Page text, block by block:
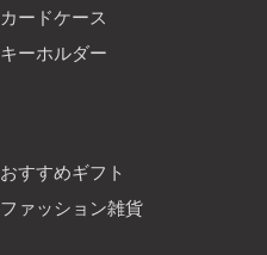
カードケース
キーホルダー
おすすめギフト
ファッション雑貨